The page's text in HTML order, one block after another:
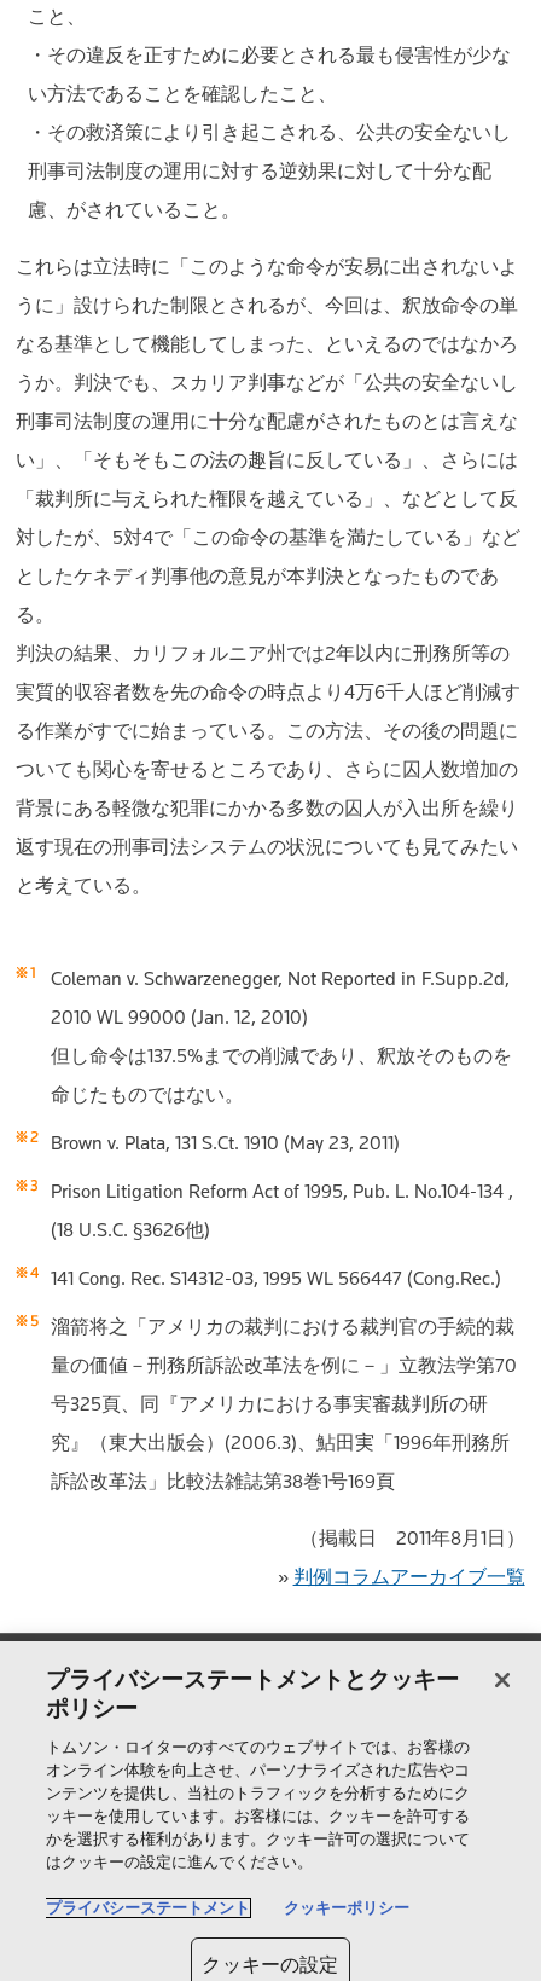
こと、
・その違反を正すために必要とされる最も侵害性が少な
い方法であることを確認したこと、
・その救済策により引き起こされる、公共の安全ないし
刑事司法制度の運用に対する逆効果に対して十分な配
慮、がされていること。
これらは立法時に「このような命令が安易に出されないよ
うに」設けられた制限とされるが、今回は、釈放命令の単
なる基準として機能してしまった、といえるのではなかろ
うか。判決でも、スカリア判事などが「公共の安全ないし
刑事司法制度の運用に十分な配慮がされたものとは言えな
い」、「そもそもこの法の趣旨に反している」、さらには
「裁判所に与えられた権限を越えている」、などとして反
対したが、5対4で「この命令の基準を満たしている」など
としたケネディ判事他の意見が本判決となったものであ
る。
判決の結果、カリフォルニア州では2年以内に刑務所等の
実質的収容者数を先の命令の時点より4万6千人ほど削減す
る作業がすでに始まっている。この方法、その後の問題に
ついても関心を寄せるところであり、さらに囚人数増加の
背景にある軽微な犯罪にかかる多数の囚人が入出所を繰り
返す現在の刑事司法システムの状況についても見てみたい
と考えている。
Coleman v. Schwarzenegger, Not Reported in F.Supp.2d,
2010 WL 99000 (Jan. 12, 2010)
但し命令は137.5%までの削減であり、釈放そのものを
命じたものではない。
Brown v. Plata, 131 S.Ct. 1910 (May 23, 2011)
Prison Litigation Reform Act of 1995, Pub. L. No.104-134 ,
(18 U.S.C. §3626他)
141 Cong. Rec. S14312-03, 1995 WL 566447 (Cong.Rec.)
溜箭将之「アメリカの裁判における裁判官の手続的裁
量の価値－刑務所訴訟改革法を例に－」立教法学第70
号325頁、同『アメリカにおける事実審裁判所の研
究』（東大出版会）(2006.3)、鮎田実「1996年刑務所
訴訟改革法」比較法雑誌第38巻1号169頁
（掲載日 2011年8月1日）
» 判例コラムアーカイブ一覧
製品＆サービス
サポート
トムソン・ロイターについて
プライバシーステートメントとクッキー
ポリシー
トムソン・ロイターのすべてのウェブサイトでは、お客様の
オンライン体験を向上させ、パーソナライズされた広告やコ
ンテンツを提供し、当社のトラフィックを分析するためにク
ッキーを使用しています。お客様には、クッキーを許可する
かを選択する権利があります。クッキー許可の選択について
はクッキーの設定に進んでください。
プライバシーステートメント クッキーポリシー
クッキーの設定